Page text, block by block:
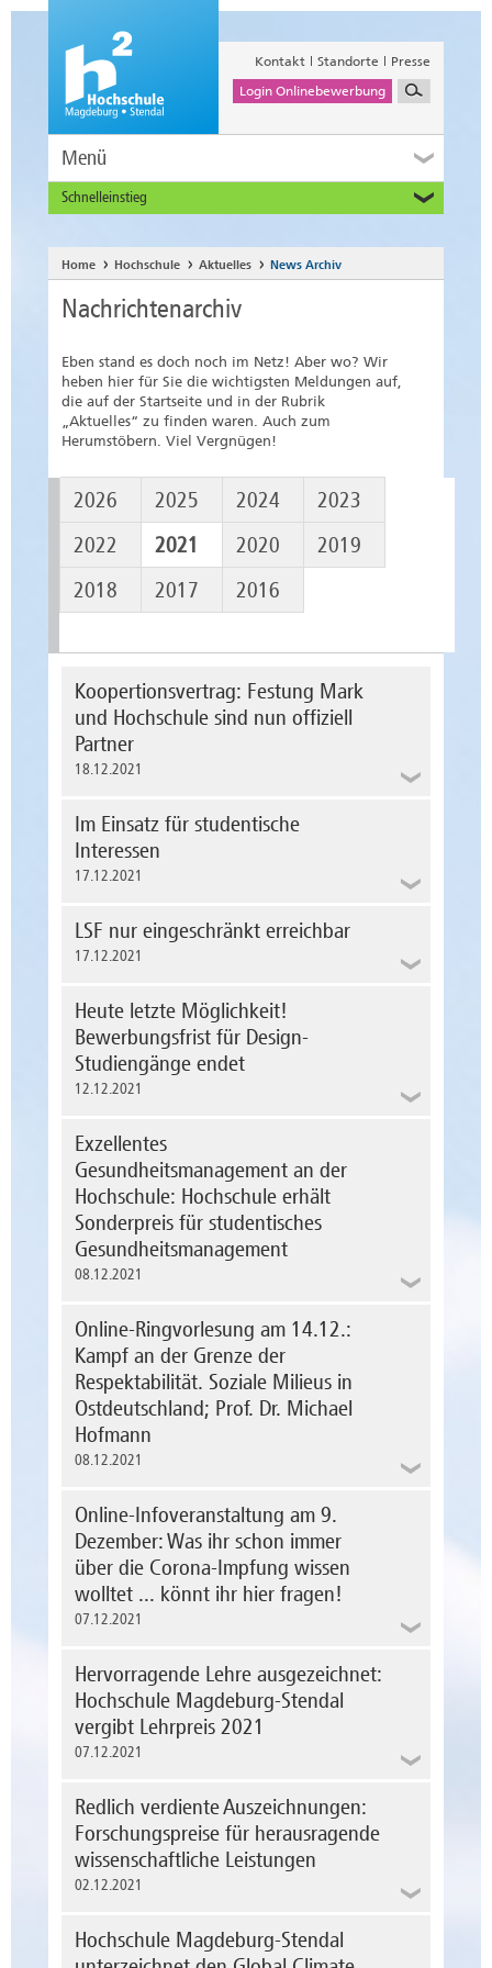
Kontakt Standorte
Presse
Login Onlinebewerbung
Menü
Schnelleinstieg
Alumni
Unternehmen und Institutionen
Studierende
International
Home Hochschule Aktuelles News Archiv
Nachrichtenarchiv
Eben stand es doch noch im Netz! Aber wo? Wir
heben hier für Sie die wichtigsten Meldungen auf,
die auf der Startseite und in der Rubrik
„Aktuelles“ zu finden waren. Auch zum
Herumstöbern. Viel Vergnügen!
2026 2025 2024
2023
2022
2021 2020
2019
2018
2017 2016
Koopertionsvertrag: Festung Mark
und Hochschule sind nun offiziell
Partner
18.12.2021
Seit dem 22. Dezember 2021 haben die
Festung Mark und die Hochschule
Magdeburg-Stendal einen
Kooperationsvertrag. Geschäftsführer
Christian Szibor und Rektorin Prof. Dr. Anne
mehr erfahren
Im Einsatz für studentische
Interessen
17.12.2021
Magdeburg-Stendal, wurde zum 1. Januar
2022 in den Verbandsrat des Deutschen
Studentenwerks (DSW) gewählt.
mehr erfahren
LSF nur eingeschränkt erreichbar
17.12.2021
ausschließlich aus dem Hochschul-Netz (auch
Eduroam) oder von außerhalb via VPN-
Zugang erreichbar.
mehr erfahren
Heute letzte Möglichkeit!
Bewerbungsfrist für Design-
Studiengänge endet
12.12.2021
Interessierte in einem Bachelor- und zwei
Masterstudiengängen bewerben.
mehr erfahren
Exzellentes
Gesundheitsmanagement an der
Hochschule: Hochschule erhält
Sonderpreis für studentisches
Gesundheitsmanagement
08.12.2021
Engagements für die Gesundheit der
Studierenden mit dem Corporate Health
Award in der Kategorie „Studentisches
Gesundheitsmanagement“ ausgezeichnet.
mehr erfahren
Online-Ringvorlesung am 14.12.:
Kampf an der Grenze der
Respektabilität. Soziale Milieus in
Ostdeutschland; Prof. Dr. Michael
Hofmann
08.12.2021
Humanwissenschaften der Hochschule
Magdeburg-Stendal lädt am 14.12.21 zur
nächsten Veranstaltung der aktuellen
Ringvorlesung ein. Es spricht Prof. Dr.
Michael Hofmann.
Online-Infoveranstaltung am 9.
Dezember: Was ihr schon immer
über die Corona-Impfung wissen
wolltet ... könnt ihr hier fragen!
07.12.2021
und Medien hat eine Online-
Infoveranstaltung organisiert, zu der alle
Interessierten eingeladen sind.
mehr erfahren
Hervorragende Lehre ausgezeichnet:
Hochschule Magdeburg-Stendal
vergibt Lehrpreis 2021
07.12.2021
Redlich verdiente Auszeichnungen:
Forschungspreise für herausragende
wissenschaftliche Leistungen
02.12.2021
Hochschule Magdeburg-Stendal